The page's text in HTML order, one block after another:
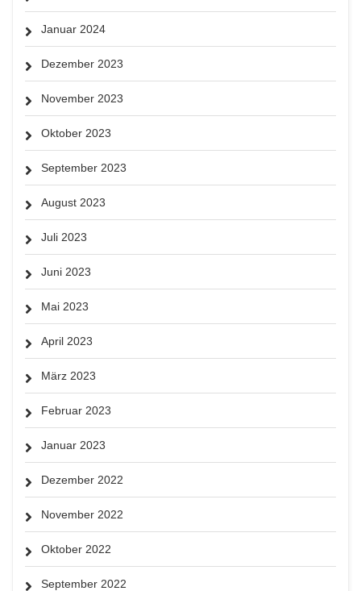
Januar 2024
Dezember 2023
November 2023
Oktober 2023
September 2023
August 2023
Juli 2023
Juni 2023
Mai 2023
April 2023
März 2023
Februar 2023
Januar 2023
Dezember 2022
November 2022
Oktober 2022
September 2022